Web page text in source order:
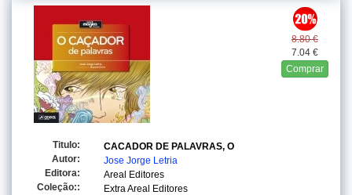
8.80 €
7.04 €
Comprar
Titulo:
CACADOR DE PALAVRAS, O
Autor:
Jose Jorge Letria
Editora:
Areal Editores
Coleção::
Extra Areal Editores